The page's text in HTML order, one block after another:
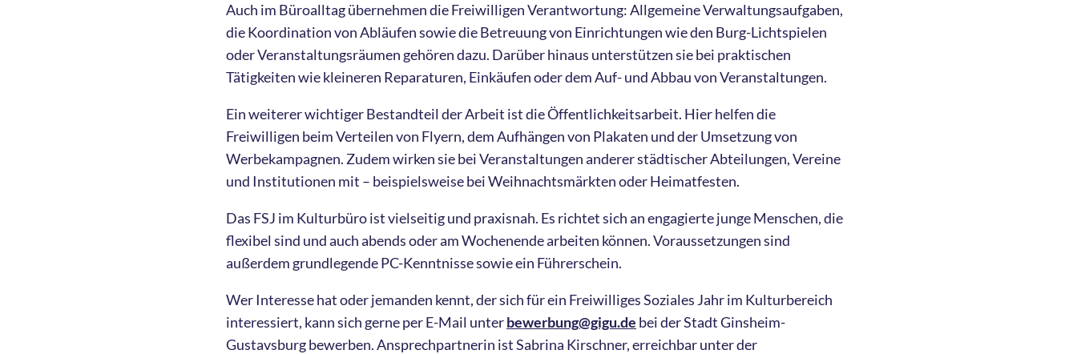
Auch im Büroalltag übernehmen die Freiwilligen Verantwortung: Allgemeine Verwaltungsaufgaben,
die Koordination von Abläufen sowie die Betreuung von Einrichtungen wie den Burg-Lichtspielen
oder Veranstaltungsräumen gehören dazu. Darüber hinaus unterstützen sie bei praktischen
Tätigkeiten wie kleineren Reparaturen, Einkäufen oder dem Auf- und Abbau von Veranstaltungen.
Ein weiterer wichtiger Bestandteil der Arbeit ist die Öffentlichkeitsarbeit. Hier helfen die
Freiwilligen beim Verteilen von Flyern, dem Aufhängen von Plakaten und der Umsetzung von
Werbekampagnen. Zudem wirken sie bei Veranstaltungen anderer städtischer Abteilungen, Vereine
und Institutionen mit – beispielsweise bei Weihnachtsmärkten oder Heimatfesten.
Das FSJ im Kulturbüro ist vielseitig und praxisnah. Es richtet sich an engagierte junge Menschen, die
flexibel sind und auch abends oder am Wochenende arbeiten können. Voraussetzungen sind
außerdem grundlegende PC-Kenntnisse sowie ein Führerschein.
Wer Interesse hat oder jemanden kennt, der sich für ein Freiwilliges Soziales Jahr im Kulturbereich
interessiert, kann sich gerne per E-Mail unterbewerbung@gigu.de bei der Stadt Ginsheim-
Gustavsburg bewerben. Ansprechpartnerin ist Sabrina Kirschner, erreichbar unter der